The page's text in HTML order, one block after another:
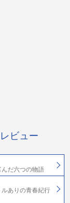
ビュー
だ六つの物語
ありの青春紀行